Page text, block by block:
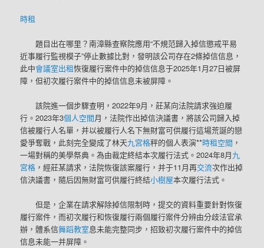
時租
題目出在哪里？南漳縣查察院應用“不規范歸入掉信懲戒平易
近事履行監視模子”停止數據比對，發明該公司存在2條掉信信息，
此中會議室出租恢復履行案件中的掉信信息于2025年1月27日被屏
障，但初次履行案件中的掉信信息未被屏障。
該院進一個步驟查明，2022年9月，莊某向法院請求強迫履
行。2023年3個人空間月，法院作出掉信決議書，將該公司歸入掉
信被履行人名單，并以被履行人名下無財富可供履行這場荒誕的戀
愛爭奪戰，此刻完全變成了林天九宮格秤的個人表演**時租空間 ，
一場對稱的美學祭典。為由裁定終結本次履行法式。2024年8月九
宮格 ，經莊某請求，法院恢復該案履行，并于11月再交流次作出掉
信決議書，隨后因無財富可供履行終結小樹屋本次履行法式。
但是，企業在請求解除掉信限制時，提交的資料重要針對恢復
履行案件，而初次履行和恢復履行兩個履行案件分辨由分歧法官承
辦，體系信舞蹈教室息未能完整同步，招致初次履行案件中的掉信
信息未能一并屏障。